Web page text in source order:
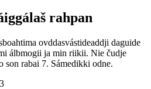
rahpan
ovddasvástideaddji daguide
álbmogii ja min riikii. Nie čudje
son rabai 7. Sámedikki odne.